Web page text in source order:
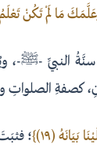
مَا لَمْ تَكُنْ
النبيِّ -ﷺ-،
كصفةِ الصلواتِ
؛